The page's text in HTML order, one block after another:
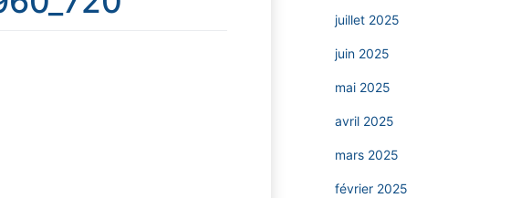
juillet 2025
juin 2025
mai 2025
avril 2025
mars 2025
février 2025